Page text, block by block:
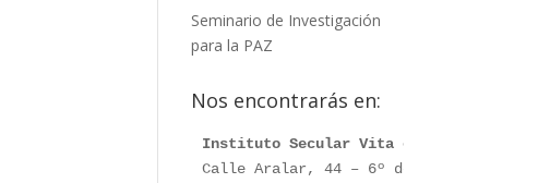
Seminario de Investigación
para la PAZ
Nos encontrarás en:
Instituto Secular Vita et Pax
Calle Aralar, 44 – 6º dcha.